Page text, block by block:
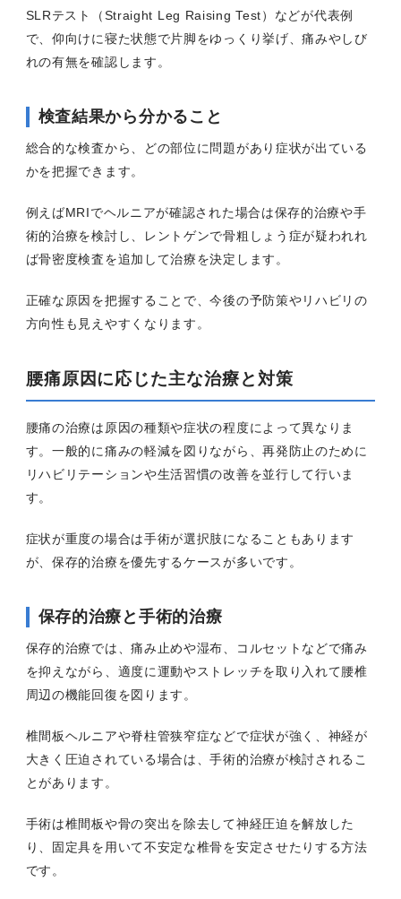
SLRテスト（Straight Leg Raising Test）などが代表例
で、仰向けに寝た状態で片脚をゆっくり挙げ、痛みやしび
れの有無を確認します。
検査結果から分かること
総合的な検査から、どの部位に問題があり症状が出ている
かを把握できます。
例えばMRIでヘルニアが確認された場合は保存的治療や手
術的治療を検討し、レントゲンで骨粗しょう症が疑われれ
ば骨密度検査を追加して治療を決定します。
正確な原因を把握することで、今後の予防策やリハビリの
方向性も見えやすくなります。
腰痛原因に応じた主な治療と対策
腰痛の治療は原因の種類や症状の程度によって異なりま
す。一般的に痛みの軽減を図りながら、再発防止のために
リハビリテーションや生活習慣の改善を並行して行いま
す。
症状が重度の場合は手術が選択肢になることもあります
が、保存的治療を優先するケースが多いです。
保存的治療と手術的治療
保存的治療では、痛み止めや湿布、コルセットなどで痛み
を抑えながら、適度に運動やストレッチを取り入れて腰椎
周辺の機能回復を図ります。
椎間板ヘルニアや脊柱管狭窄症などで症状が強く、神経が
大きく圧迫されている場合は、手術的治療が検討されるこ
とがあります。
手術は椎間板や骨の突出を除去して神経圧迫を解放した
り、固定具を用いて不安定な椎骨を安定させたりする方法
です。